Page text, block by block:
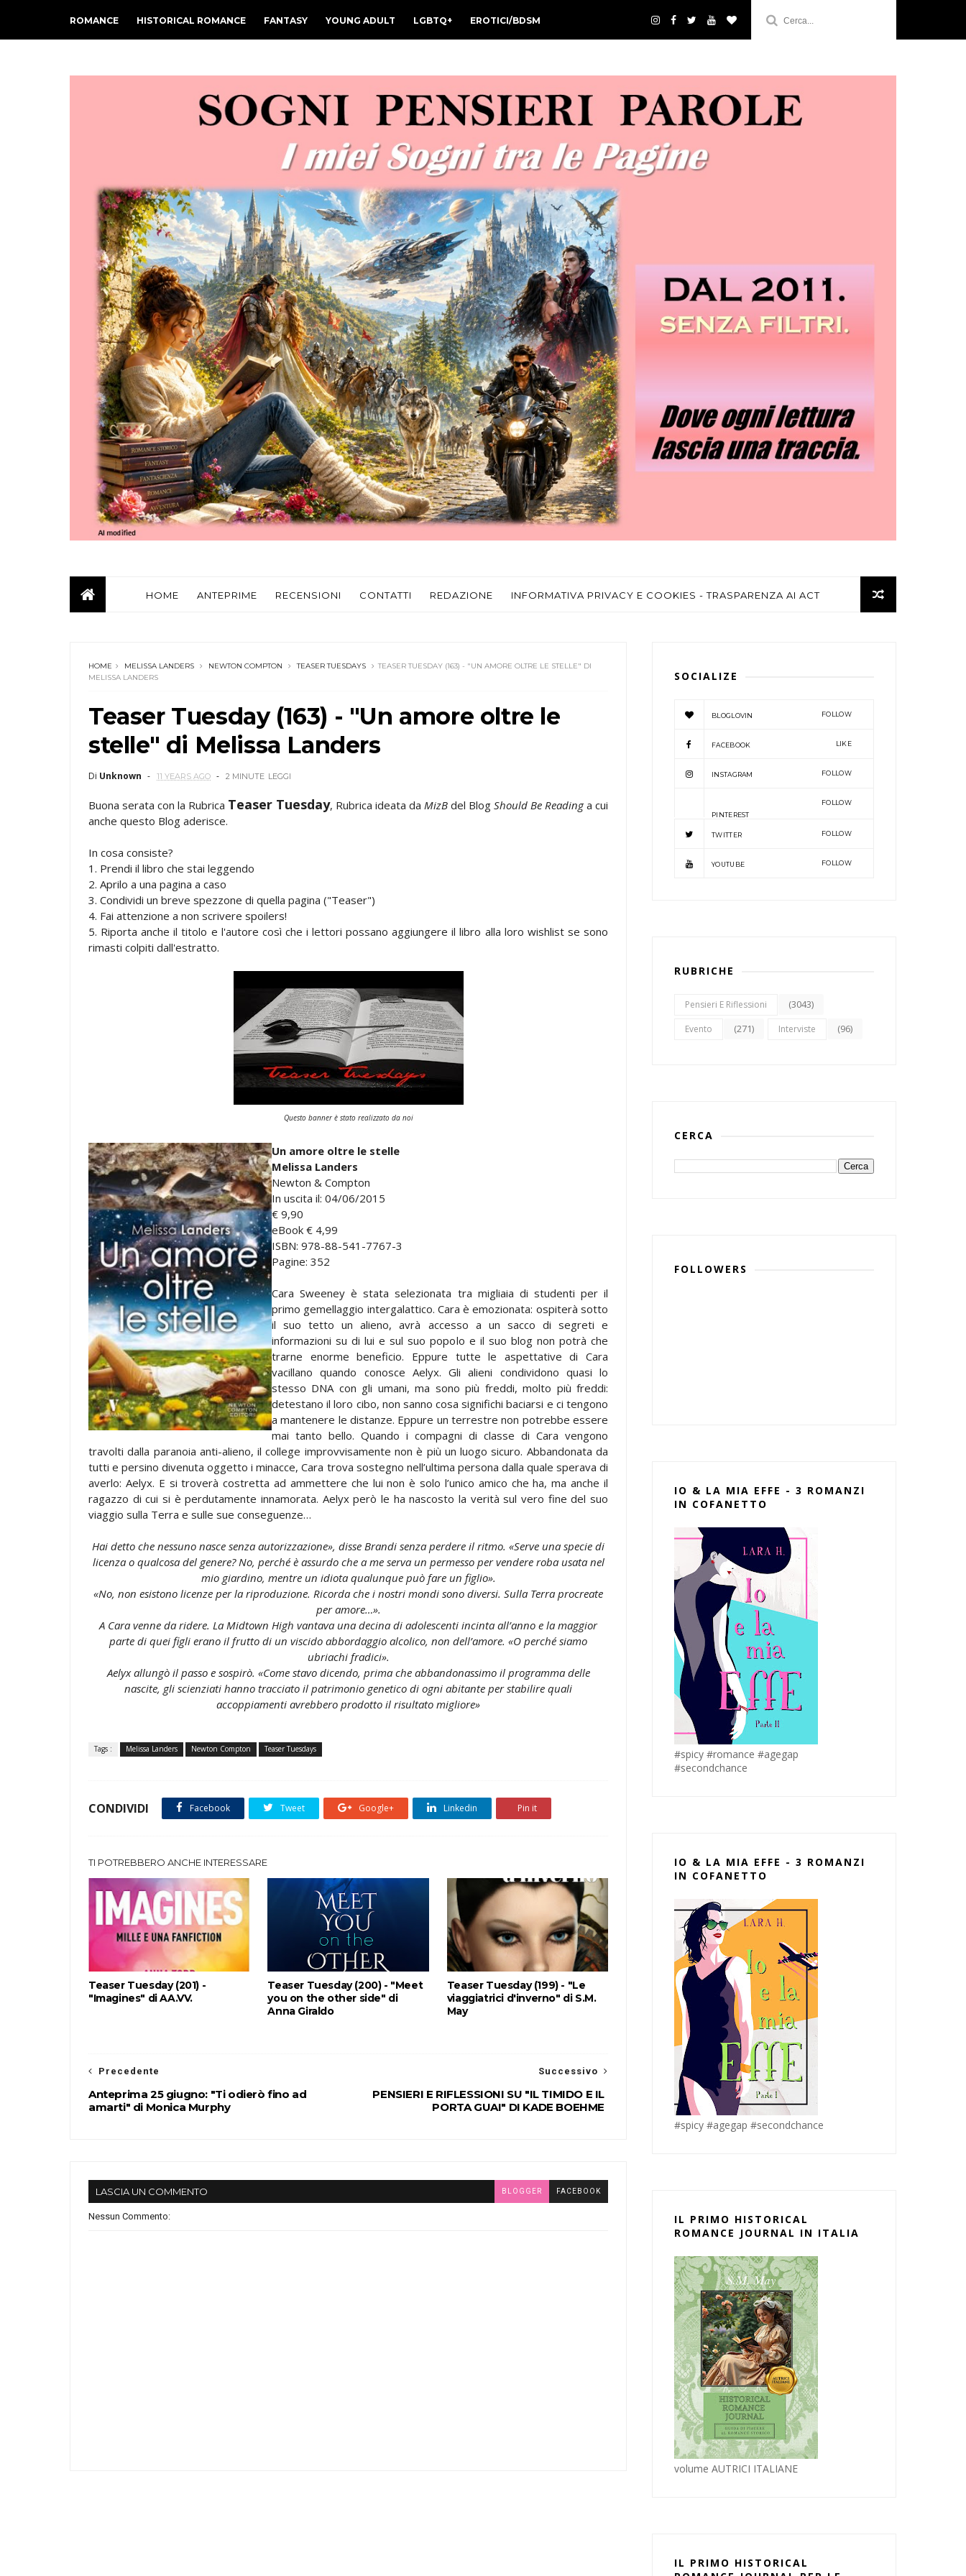
ROMANCE HISTORICAL ROMANCE FANTASY YOUNG ADULT LGBTQ+ EROTICI/BDSM
HOME ANTEPRIME RECENSIONI CONTATTI REDAZIONE INFORMATIVA PRIVACY E COOKIES - TRASPARENZA AI ACT
HOME MELISSA LANDERS NEWTON COMPTON TEASER TUESDAYS
TEASER TUESDAY (163) - "UN AMORE OLTRE LE STELLE" DI
MELISSA LANDERS
Teaser Tuesday (163) - "Un amore oltre le
stelle" di Melissa Landers
Di Unknown 11 YEARS AGO 2 MINUTE LEGGI
Buona serata con la Rubrica Teaser Tuesday, Rubrica ideata da MizB del Blog Should Be Readinga cui
anche questo Blog aderisce.
In cosa consiste?
1. Prendi il libro che stai leggendo
2. Aprilo a una pagina a caso
3. Condividi un breve spezzone di quella pagina ("Teaser")
4. Fai attenzione a non scrivere spoilers!
5. Riporta anche il titolo e l'autore così che i lettori possano aggiungere il libro alla loro wishlist se sono
rimasti colpiti dall'estratto.
Questo banner è stato realizzato da noi
Un amore oltre le stelle
Melissa Landers
Newton & Compton
In uscita il: 04/06/2015
€ 9,90
eBook € 4,99
ISBN: 978-88-541-7767-3
Pagine: 352
Cara Sweeney è stata selezionata tra migliaia di studenti per il
primo gemellaggio intergalattico. Cara è emozionata: ospiterà sotto
il suo tetto un alieno, avrà accesso a un sacco di segreti e
informazioni su di lui e sul suo popolo e il suo blog non potrà che
trarne enorme beneficio. Eppure tutte le aspettative di Cara
vacillano quando conosce Aelyx. Gli alieni condividono quasi lo
stesso DNA con gli umani, ma sono più freddi, molto più freddi:
detestano il loro cibo, non sanno cosa significhi baciarsi e ci tengono
a mantenere le distanze. Eppure un terrestre non potrebbe essere
mai tanto bello. Quando i compagni di classe di Cara vengono
travolti dalla paranoia anti-alieno, il college improvvisamente non è più un luogo sicuro. Abbandonata da
tutti e persino divenuta oggetto i minacce, Cara trova sostegno nell’ultima persona dalla quale sperava di
averlo: Aelyx. E si troverà costretta ad ammettere che lui non è solo l’unico amico che ha, ma anche il
ragazzo di cui si è perdutamente innamorata. Aelyx però le ha nascosto la verità sul vero fine del suo
viaggio sulla Terra e sulle sue conseguenze…
Hai detto che nessuno nasce senza autorizzazione», disse Brandi senza perdere il ritmo. «Serve una specie di
licenza o qualcosa del genere? No, perché è assurdo che a me serva un permesso per vendere roba usata nel
mio giardino, mentre un idiota qualunque può fare un figlio».
«No, non esistono licenze per la riproduzione. Ricorda che i nostri mondi sono diversi. Sulla Terra procreate
per amore…».
A Cara venne da ridere. La Midtown High vantava una decina di adolescenti incinta all’anno e la maggior
parte di quei figli erano il frutto di un viscido abbordaggio alcolico, non dell’amore. «O perché siamo
ubriachi fradici».
Aelyx allungò il passo e sospirò. «Come stavo dicendo, prima che abbandonassimo il programma delle
nascite, gli scienziati hanno tracciato il patrimonio genetico di ogni abitante per stabilire quali
accoppiamenti avrebbero prodotto il risultato migliore»
Tags : Melissa Landers Newton Compton Teaser Tuesdays
CONDIVIDI Facebook Tweet Google+ Linkedin Pin it
TI POTREBBERO ANCHE INTERESSARE
Teaser Tuesday (201) -
"Imagines" di AA.VV.
Teaser Tuesday (200) - "Meet
you on the other side" di
Anna Giraldo
Teaser Tuesday (199) - "Le
viaggiatrici d'inverno" di S.M.
May
Successivo
PENSIERI E RIFLESSIONI SU "IL TIMIDO E IL
PORTA GUAI" DI KADE BOEHME
Precedente
Anteprima 25 giugno: "Ti odierò fino ad
amarti" di Monica Murphy
LASCIA UN COMMENTO BLOGGER FACEBOOK
Nessun Commento:
SOCIALIZE
BLOGLOVIN FOLLOW
FACEBOOK LIKE
INSTAGRAM FOLLOW
PINTEREST
FOLLOW
TWITTER FOLLOW
YOUTUBE FOLLOW
RUBRICHE
Pensieri E Riflessioni (3043)
Evento (271) Interviste (96)
CERCA
FOLLOWERS
IO & LA MIA EFFE - 3 ROMANZI
IN COFANETTO
#spicy #romance #agegap
#secondchance
IO & LA MIA EFFE - 3 ROMANZI
IN COFANETTO
#spicy #agegap #secondchance
IL PRIMO HISTORICAL
ROMANCE JOURNAL IN ITALIA
volume AUTRICI ITALIANE
IL PRIMO HISTORICAL